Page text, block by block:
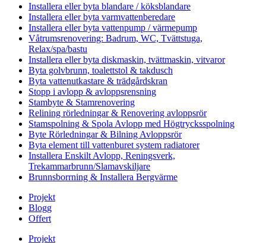
Installera eller byta blandare / köksblandare
Installera eller byta varmvattenberedare
Installera eller byta vattenpump / värmepump
Våtrumsrenovering: Badrum, WC, Tvättstuga,
Relax/spa/bastu
Installera eller byta diskmaskin, tvättmaskin, vitvaror
Byta golvbrunn, toalettstol & takdusch
Byta vattenutkastare & trädgårdskran
Stopp i avlopp & avloppsrensning
Stambyte & Stamrenovering
Relining rörledningar & Renovering avloppsrör
Stamspolning & Spola Avlopp med Högtrycksspolning
Byte Rörledningar & Bilning Avloppsrör
Byta element till vattenburet system radiatorer
Installera Enskilt Avlopp, Reningsverk,
Trekammarbrunn/Slamavskiljare
Brunnsborrning & Installera Bergvärme
Projekt
Blogg
Offert
Projekt